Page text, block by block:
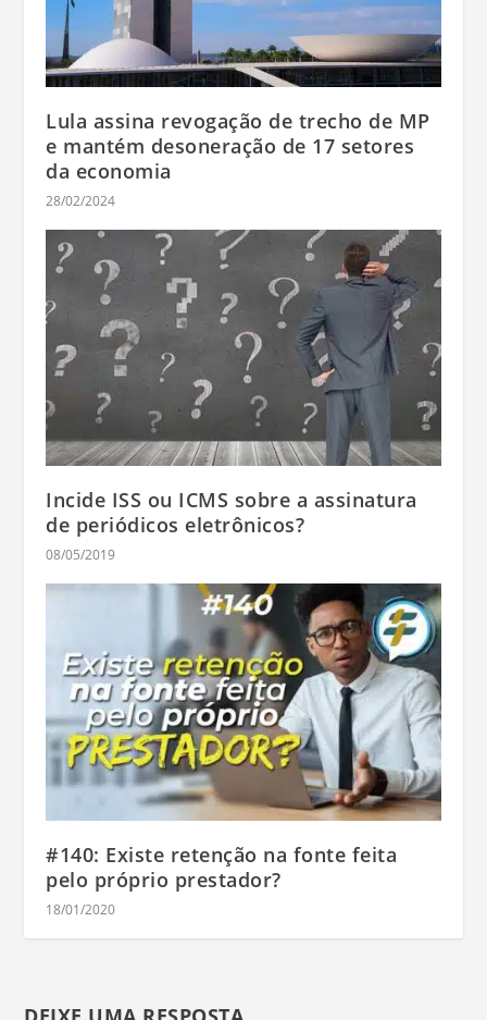
Lula assina revogação de trecho de MP
e mantém desoneração de 17 setores
da economia
28/02/2024
Incide ISS ou ICMS sobre a assinatura
de periódicos eletrônicos?
08/05/2019
#140: Existe retenção na fonte feita
pelo próprio prestador?
18/01/2020